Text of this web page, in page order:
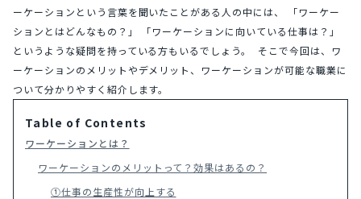
ーケーションという言葉を聞いたことがある人の中には、 「ワーケー
ションとはどんなもの？」 「ワーケーションに向いている仕事は？」
というような疑問を持っている方もいるでしょう。  そこで今回は、ワ
ーケーションのメリットやデメリット、ワーケーションが可能な職業に
ついて分かりやすく紹介します。
Table of Contents
ワーケーションとは？
ワーケーションのメリットって？効果はあるの？
①仕事の生産性が向上する